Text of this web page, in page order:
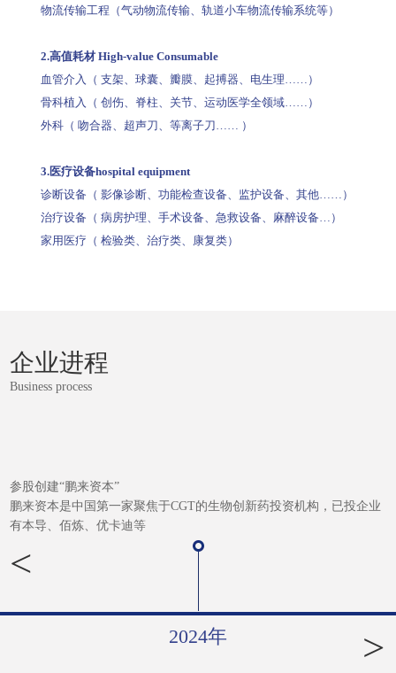
物流传输工程（气动物流传输、轨道小车物流传输系统等）
2.高值耗材 High-value Consumable
血管介入（ 支架、球囊、瓣膜、起搏器、电生理……）
骨科植入（ 创伤、脊柱、关节、运动医学全领域……）
外科（ 吻合器、超声刀、等离子刀…… ）
3.医疗设备hospital equipment
诊断设备（ 影像诊断、功能检查设备、监护设备、其他……）
治疗设备（ 病房护理、手术设备、急救设备、麻醉设备…）
家用医疗（ 检验类、治疗类、康复类）
企业进程
Business process
>
<
2024年
参股创建“鹏来资本”
鹏来资本是中国第一家聚焦于CGT的生物创新药投资机构，已投企业
有本导、佰炼、优卡迪等